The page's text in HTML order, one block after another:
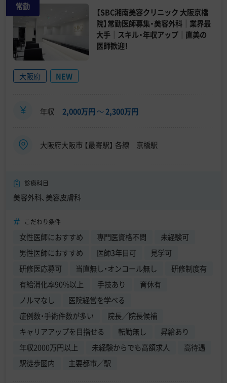
常勤
【SBC湘南美容クリニック 大阪京橋
院】常勤医師募集・美容外科｜業界最
大手｜スキル・年収アップ｜直美の
医師歓迎！
大阪府 NEW
年収 2,000万円 〜2,300万円
大阪府大阪市 【最寄駅】 各線 京橋駅
診療科目
美容外科、美容皮膚科
こだわり条件
女性医師におすすめ 専門医資格不問
未経験可
男性医師におすすめ
医師3年目可
見学可
研修医応募可
当直無し・オンコール無し
研修制度有
有給消化率90%以上
手技あり
育休有
ノルマなし
医院経営を学べる
症例数・手術件数が多い
院長／院長候補
キャリアアップを目指せる
転勤無し
昇給あり
年収2000万円以上
未経験からでも高額求人
高待遇
駅徒歩圏内
主要都市／駅